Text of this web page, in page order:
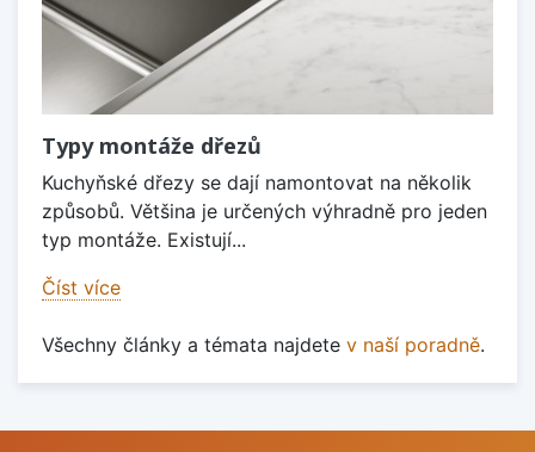
Typy montáže dřezů
Kuchyňské dřezy se dají namontovat na několik
způsobů. Většina je určených výhradně pro jeden
typ montáže. Existují...
Číst více
Všechny články a témata najdete v naší poradně.